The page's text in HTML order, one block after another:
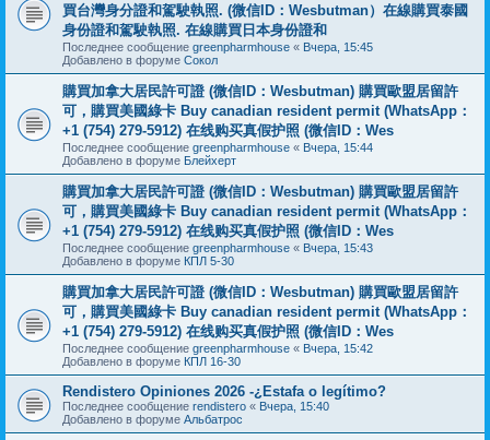
買台灣身分證和駕駛執照. (微信ID：Wesbutman）在線購買泰國
身份證和駕駛執照. 在線購買日本身份證和
Последнее сообщение greenpharmhouse « Вчера, 15:45
Добавлено в форуме Сокол
購買加拿大居民許可證 (微信ID：Wesbutman) 購買歐盟居留許
可，購買美國綠卡 Buy canadian resident permit (WhatsApp：
+1 (754) 279-5912) 在线购买真假护照 (微信ID：Wes
Последнее сообщение greenpharmhouse « Вчера, 15:44
Добавлено в форуме Блейхерт
購買加拿大居民許可證 (微信ID：Wesbutman) 購買歐盟居留許
可，購買美國綠卡 Buy canadian resident permit (WhatsApp：
+1 (754) 279-5912) 在线购买真假护照 (微信ID：Wes
Последнее сообщение greenpharmhouse « Вчера, 15:43
Добавлено в форуме КПЛ 5-30
購買加拿大居民許可證 (微信ID：Wesbutman) 購買歐盟居留許
可，購買美國綠卡 Buy canadian resident permit (WhatsApp：
+1 (754) 279-5912) 在线购买真假护照 (微信ID：Wes
Последнее сообщение greenpharmhouse « Вчера, 15:42
Добавлено в форуме КПЛ 16-30
Rendistero Opiniones 2026 -¿Estafa o legítimo?
Последнее сообщение rendistero « Вчера, 15:40
Добавлено в форуме Альбатрос